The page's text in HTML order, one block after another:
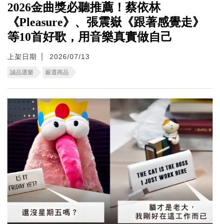
2026金曲獎必聽推薦！蔡依林
《Pleasure》、張震嶽《跟著感覺走》
等10首好歌，用音樂真實做自己
上架日期 2026/07/13
誠品選樂 嚴選商品